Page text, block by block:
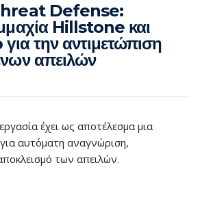
Defense:
Hillstone και
την αντιμετώπιση
απειλών
έχει ως αποτέλεσμα μια
αυτόματη αναγνώριση,
των απειλών.